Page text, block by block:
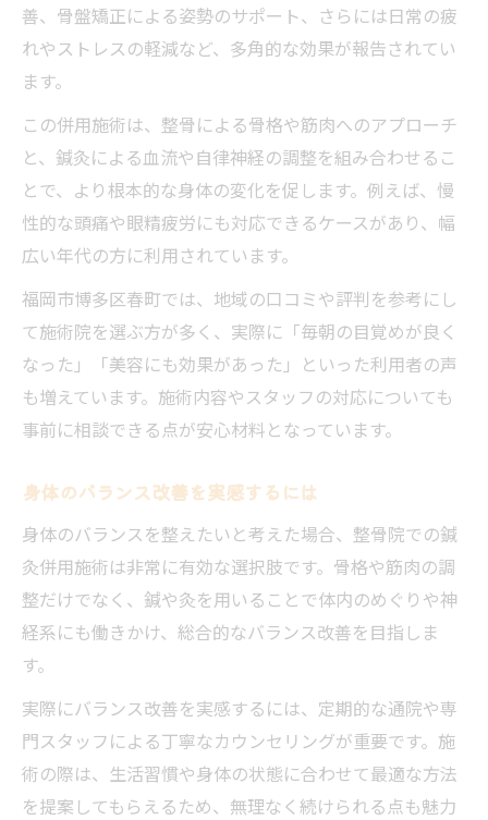
善、骨盤矯正による姿勢のサポート、さらには日常の疲
れやストレスの軽減など、多角的な効果が報告されてい
ます。
この併用施術は、整骨による骨格や筋肉へのアプローチ
と、鍼灸による血流や自律神経の調整を組み合わせるこ
とで、より根本的な身体の変化を促します。例えば、慢
性的な頭痛や眼精疲労にも対応できるケースがあり、幅
広い年代の方に利用されています。
福岡市博多区春町では、地域の口コミや評判を参考にし
て施術院を選ぶ方が多く、実際に「毎朝の目覚めが良く
なった」「美容にも効果があった」といった利用者の声
も増えています。施術内容やスタッフの対応についても
事前に相談できる点が安心材料となっています。
身体のバランス改善を実感するには
身体のバランスを整えたいと考えた場合、整骨院での鍼
灸併用施術は非常に有効な選択肢です。骨格や筋肉の調
整だけでなく、鍼や灸を用いることで体内のめぐりや神
経系にも働きかけ、総合的なバランス改善を目指しま
す。
実際にバランス改善を実感するには、定期的な通院や専
門スタッフによる丁寧なカウンセリングが重要です。施
術の際は、生活習慣や身体の状態に合わせて最適な方法
を提案してもらえるため、無理なく続けられる点も魅力